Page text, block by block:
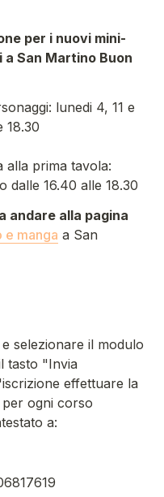
per i nuovi mini-
a San Martino Buon
lunedi 4, 11 e
18.30
alla prima tavola:
dalle 16.40 alle 18.30
andare alla pagina
e manga a San
selezionare il modulo
tasto "Invia
effettuare la
ogni corso
a: